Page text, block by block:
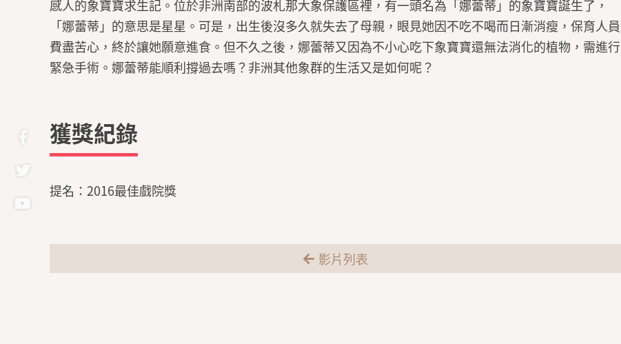
感人的象寶寶求生記。位於非洲南部的波札那大象保護區裡，有一頭名為「娜蕾蒂」的象寶寶誕生了，
「娜蕾蒂」的意思是星星。可是，出生後沒多久就失去了母親，眼見她因不吃不喝而日漸消瘦，保育人員
費盡苦心，終於讓她願意進食。但不久之後，娜蕾蒂又因為不小心吃下象寶寶還無法消化的植物，需進行
緊急手術。娜蕾蒂能順利撐過去嗎？非洲其他象群的生活又是如何呢？
獲獎紀錄
提名：2016最佳戲院獎
影片列表